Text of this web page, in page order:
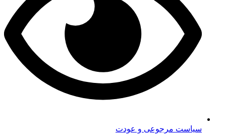
سیاست مرجوعی و عودت